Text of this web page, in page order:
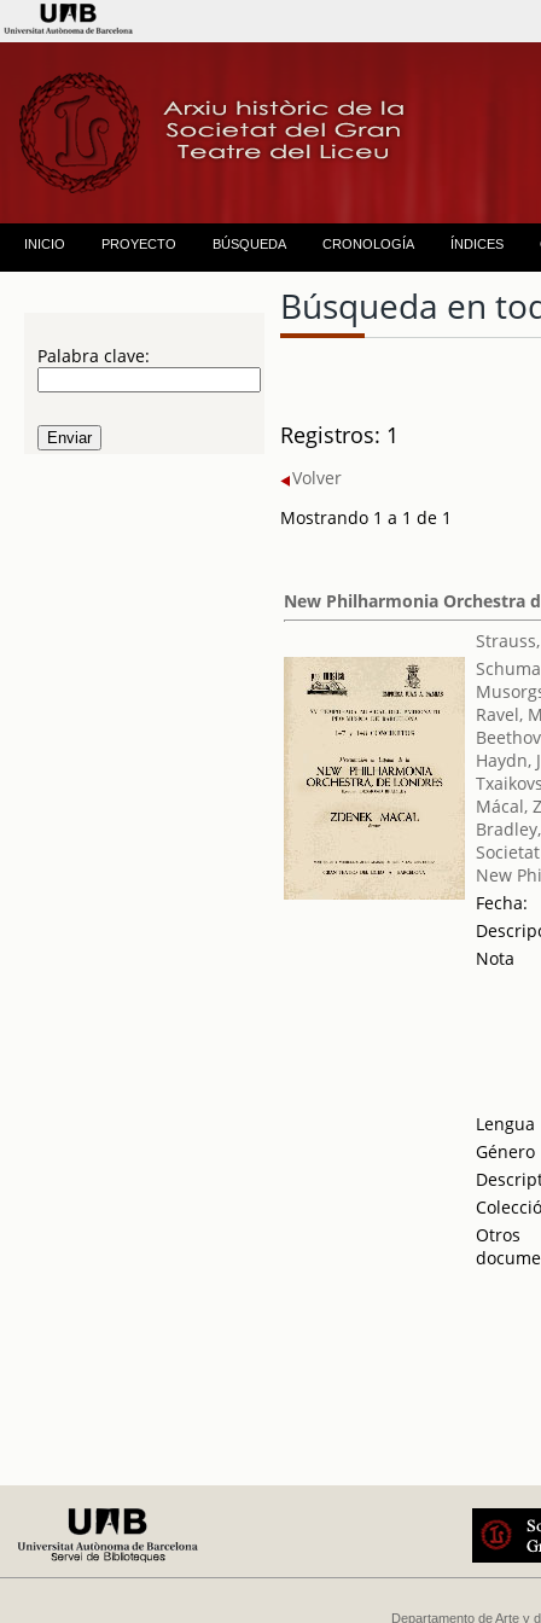
INICIO PROYECTO BÚSQUEDA CRONOLOGÍA ÍNDICES
Palabra clave:
Búsqueda en
Registros: 1
Volver
Mostrando 1 a 1 de 1
New Philharmonia Orchestra
Ravel,
Haydn,
Mácal,
New
Fecha:
Nota
Lengua
Género
Otros
Departamento de Arte y